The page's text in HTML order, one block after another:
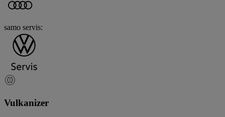
samo servis:
Vulkanizer